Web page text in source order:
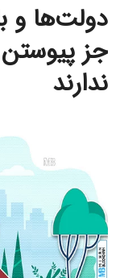
دولت‌ها و
جز
ندارند